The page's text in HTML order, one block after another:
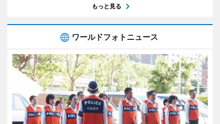
もっと見る
ワールドフォトニュース